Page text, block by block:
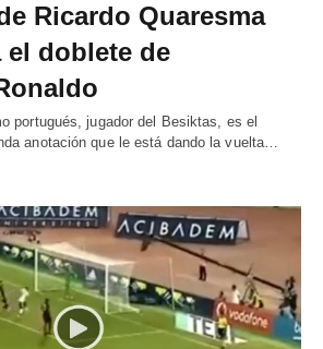
Ricardo Quaresma
el doblete de
portugués, jugador del Besiktas, es el
anotación que le está dando la vuelta…